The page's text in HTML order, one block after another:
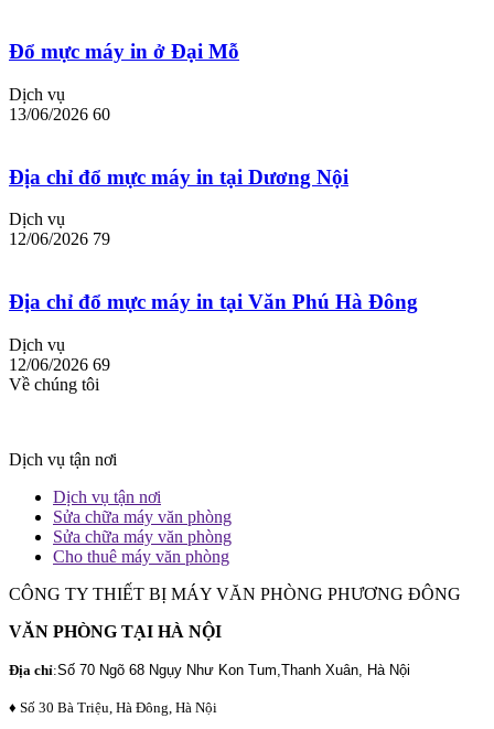
Đổ mực máy in ở Đại Mỗ
Dịch vụ
13/06/2026 60
Địa chỉ đổ mực máy in tại Dương Nội
Dịch vụ
12/06/2026 79
Địa chỉ đổ mực máy in tại Văn Phú Hà Đông
Dịch vụ
12/06/2026 69
Về chúng tôi
Dịch vụ tận nơi
Dịch vụ tận nơi
Sửa chữa máy văn phòng
Sửa chữa máy văn phòng
Cho thuê máy văn phòng
CÔNG TY THIẾT BỊ MÁY VĂN PHÒNG PHƯƠNG ĐÔNG
VĂN PHÒNG TẠI HÀ NỘI
Địa chỉ:Số 70 Ngõ 68 Ngụy Như Kon Tum,Thanh Xuân, Hà Nội
♦ Số 30 Bà Triệu, Hà Đông, Hà Nội